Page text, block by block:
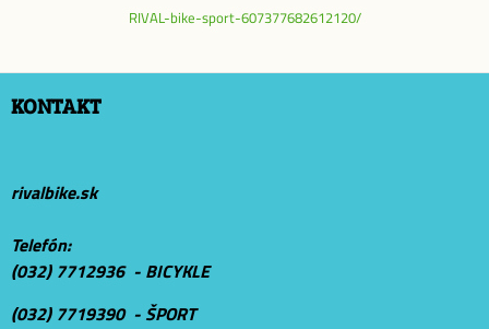
RIVAL-bike-sport-607377682612120/
KONTAKT
rivalbike.sk
Telefón:
(032) 7712936 - BICYKLE
(032) 7719390 - ŠPORT